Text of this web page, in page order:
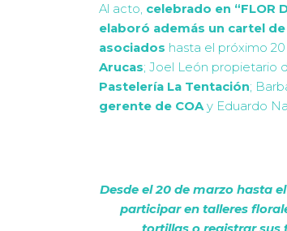
Al acto, celebrado en “FLOR
elaboró además un cartel
asociados hasta el próximo
Arucas; Joel León propietario
Pastelería La Tentación;
gerente de COAy Eduardo
Desde el 20 de marzo hasta
participar en talleres